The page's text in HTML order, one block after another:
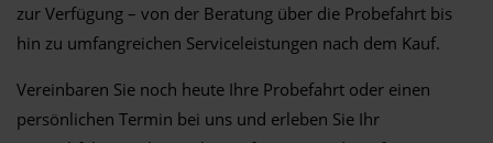
zur Verfügung – von der Beratung über die Probefahrt bis
hin zu umfangreichen Serviceleistungen nach dem Kauf.
Vereinbaren Sie noch heute Ihre Probefahrt oder einen
persönlichen Termin bei uns und erleben Sie Ihr